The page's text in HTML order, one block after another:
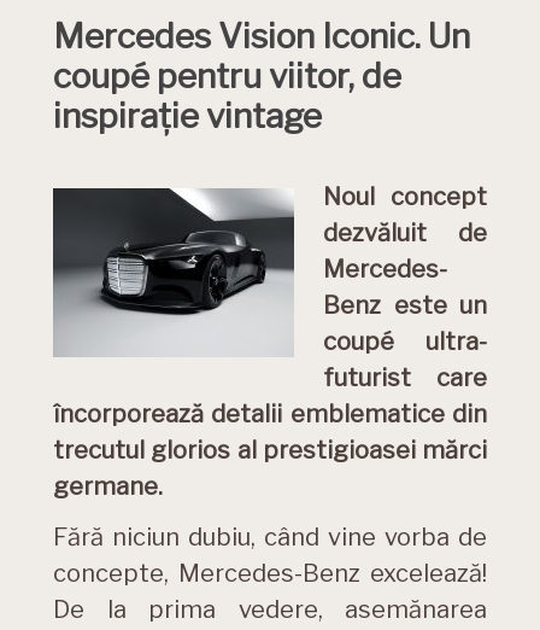
Mercedes Vision Iconic. Un
coupé pentru viitor, de
inspirație vintage
Noul concept
dezvăluit de
Mercedes-
Benz este un
coupé ultra-
futurist care
încorporează detalii emblematice din
trecutul glorios al prestigioasei mărci
germane.
Fără niciun dubiu, când vine vorba de
concepte, Mercedes-Benz excelează!
De la prima vedere, asemănarea